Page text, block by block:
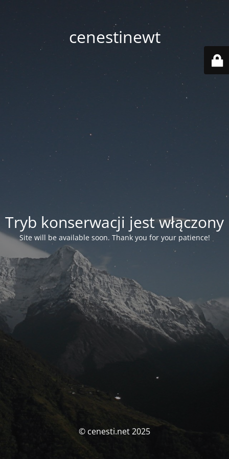
cenestinewt
Tryb konserwacji jest włączony
Site will be available soon. Thank you for your patience!
© cenesti.net 2025